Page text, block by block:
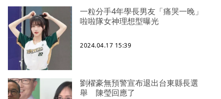
一粒分手4年學長男友「痛哭一晚」
啦啦隊女神理想型曝光
2024.04.17 15:39
劉櫂豪無預警宣布退出台東縣長選
舉 陳瑩回應了